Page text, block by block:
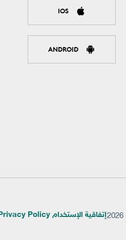
IOS
ANDROID
إتفاقية الإستخدام Privacy Policy